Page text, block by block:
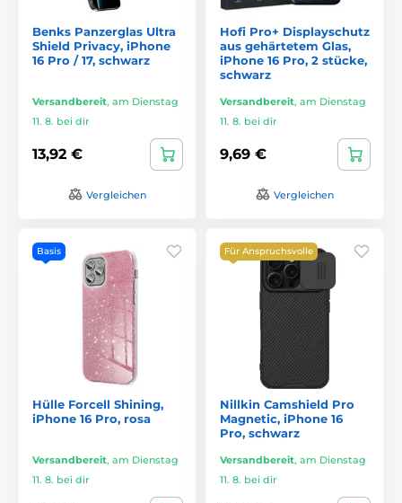
Benks Panzerglas Ultra
Shield Privacy, iPhone
16 Pro / 17, schwarz
Versandbereit, am Dienstag
11. 8. bei dir
13,92 €
Vergleichen
Hofi Pro+ Displayschutz
aus gehärtetem Glas,
iPhone 16 Pro, 2 stücke,
schwarz
Versandbereit, am Dienstag
11. 8. bei dir
9,69 €
Vergleichen
Basis
Hülle Forcell Shining,
iPhone 16 Pro, rosa
Versandbereit, am Dienstag
11. 8. bei dir
Für Anspruchsvolle
Nillkin Camshield Pro
Magnetic, iPhone 16
Pro, schwarz
Versandbereit, am Dienstag
11. 8. bei dir